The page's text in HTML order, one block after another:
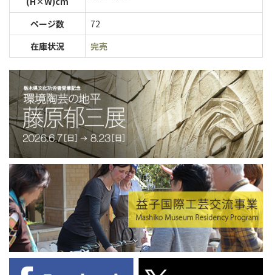
ページ数
72
在庫状況
完売